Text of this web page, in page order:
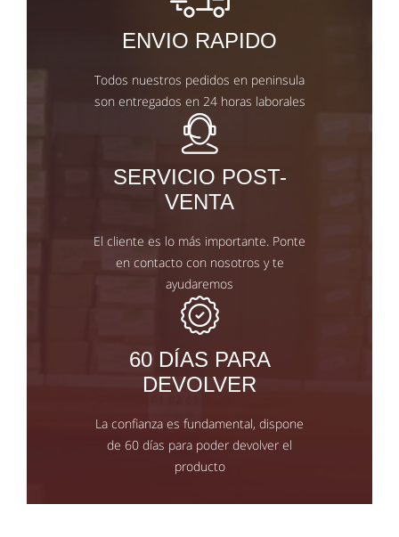
ENVIO RAPIDO
Todos nuestros pedidos en peninsula
son entregados en 24 horas laborales
SERVICIO POST-
VENTA
El cliente es lo más importante. Ponte
en contacto con nosotros y te
ayudaremos
60 DÍAS PARA
DEVOLVER
La confianza es fundamental, dispone
de 60 días para poder devolver el
producto